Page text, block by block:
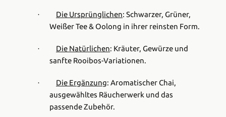
· Die Ursprünglichen: Schwarzer, Grüner,
Weißer Tee & Oolong in ihrer reinsten Form.
· Die Natürlichen: Kräuter, Gewürze und
sanfte Rooibos-Variationen.
· Die Ergänzung: Aromatischer Chai,
ausgewähltes Räucherwerk und das
passende Zubehör.